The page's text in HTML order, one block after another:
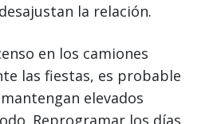
la relación.
en los camiones
las fiestas, es probable
elevados
Reprogramar los días